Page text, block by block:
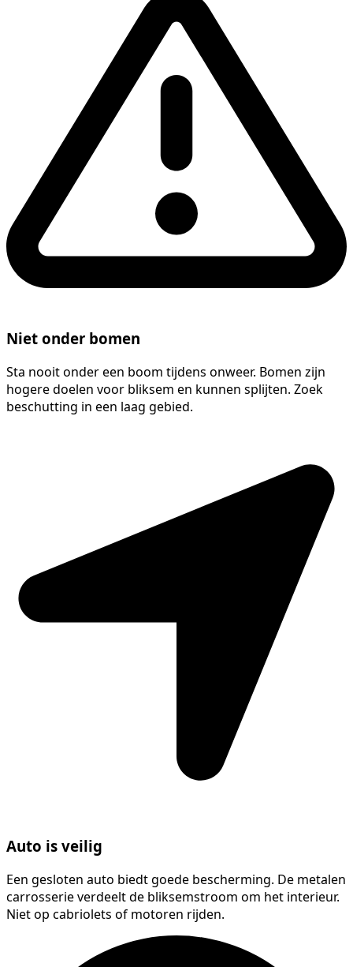
Niet onder bomen
Sta nooit onder een boom tijdens onweer. Bomen zijn
hogere doelen voor bliksem en kunnen splijten. Zoek
beschutting in een laag gebied.
Auto is veilig
Een gesloten auto biedt goede bescherming. De metalen
carrosserie verdeelt de bliksemstroom om het interieur.
Niet op cabriolets of motoren rijden.